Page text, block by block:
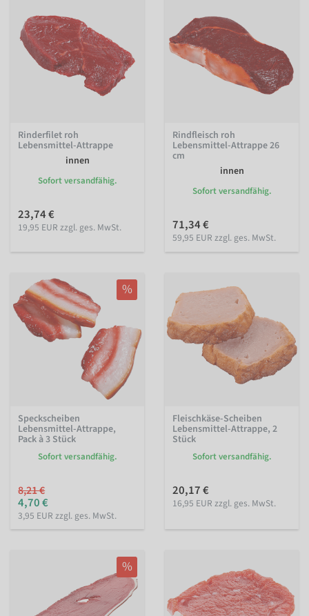
Rinderfilet roh
Lebensmittel-Attrappe
innen
Sofort versandfähig.
23,74 €
19,95 EUR zzgl. ges. MwSt.
Rindfleisch roh
Lebensmittel-Attrappe 26
cm
innen
Sofort versandfähig.
71,34 €
59,95 EUR zzgl. ges. MwSt.
%
Speckscheiben
Lebensmittel-Attrappe,
Pack à 3 Stück
Sofort versandfähig.
8,21 €
4,70 €
3,95 EUR zzgl. ges. MwSt.
Fleischkäse-Scheiben
Lebensmittel-Attrappe, 2
Stück
Sofort versandfähig.
20,17 €
16,95 EUR zzgl. ges. MwSt.
%